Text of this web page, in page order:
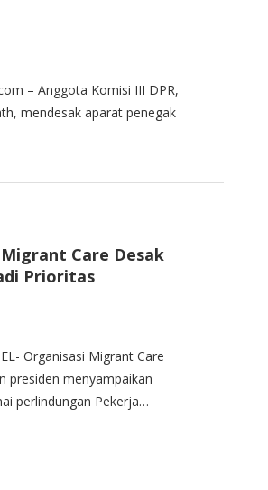
– Anggota Komisi III DPR,
mendesak aparat penegak
Care Desak
Prioritas
Organisasi Migrant Care
presiden menyampaikan
perlindungan Pekerja…